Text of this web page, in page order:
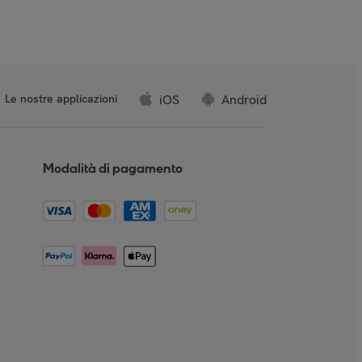
Le nostre applicazioni iOS Android
Modalità di pagamento